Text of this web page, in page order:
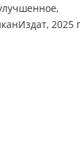
2025